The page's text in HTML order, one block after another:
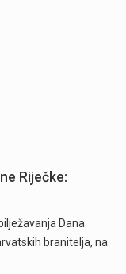
Riječke:
Dana
branitelja, na